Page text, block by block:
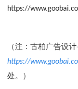
https://
（注：古柏广告设
https://
处。）